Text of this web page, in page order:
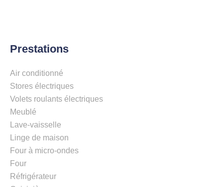
Prestations
Air conditionné
Stores électriques
Volets roulants électriques
Meublé
Lave-vaisselle
Linge de maison
Four à micro-ondes
Four
Réfrigérateur